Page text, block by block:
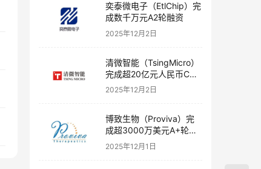
奕泰微电子（EtlChip）完
成数千万元A2轮融资
2025年12月2日
清微智能（TsingMicro）
完成超20亿元人民币C轮
融资
2025年12月2日
博致生物（Proviva）完
成超3000万美元A+轮融
资
2025年12月1日